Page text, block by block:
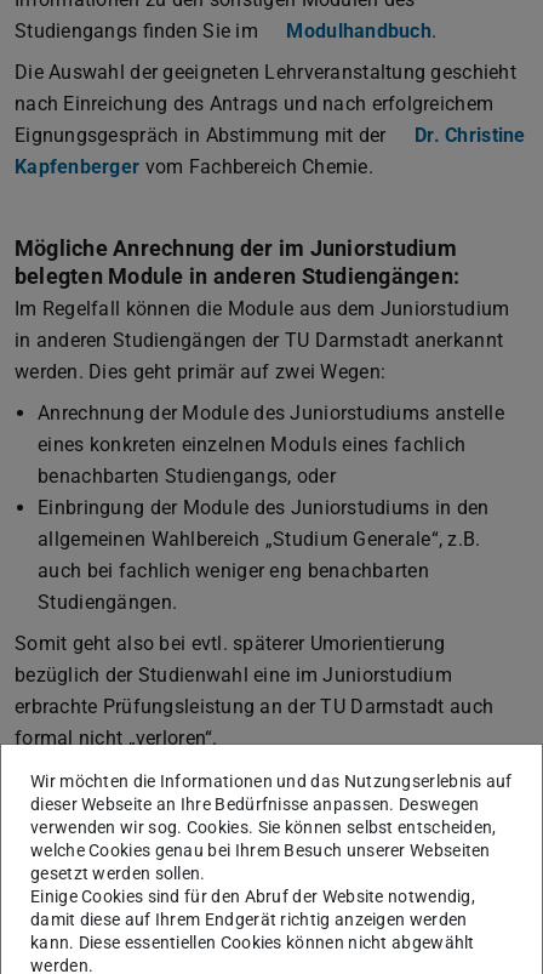
Studiengangs finden Sie im
Modulhandbuch.
Die Auswahl der geeigneten Lehrveranstaltung geschieht
nach Einreichung des Antrags und nach erfolgreichem
Eignungsgespräch in Abstimmung mit der
Dr. Christine
Kapfenberger vom Fachbereich Chemie.
Mögliche Anrechnung der im Juniorstudium
belegten Module in anderen Studiengängen:
Im Regelfall können die Module aus dem Juniorstudium
in anderen Studiengängen der TU Darmstadt anerkannt
werden. Dies geht primär auf zwei Wegen:
Anrechnung der Module des Juniorstudiums anstelle
eines konkreten einzelnen Moduls eines fachlich
benachbarten Studiengangs, oder
Einbringung der Module des Juniorstudiums in den
allgemeinen Wahlbereich „Studium Generale“, z.B.
auch bei fachlich weniger eng benachbarten
Studiengängen.
Somit geht also bei evtl. späterer Umorientierung
bezüglich der Studienwahl eine im Juniorstudium
erbrachte Prüfungsleistung an der TU Darmstadt auch
formal nicht „verloren“.
Die Entscheidung über die Anrechnung trifft im konkreten
Einzelfall aber das
zuständige Studienbürodes neu
gewünschten Studiengangs, an das man sich bei
Anfragen gerne wenden kann.
Vorher mal reinschnuppern?
Wir möchten die Informationen und das Nutzungserlebnis auf
dieser Webseite an Ihre Bedürfnisse anpassen. Deswegen
verwenden wir sog. Cookies. Sie können selbst entscheiden,
welche Cookies genau bei Ihrem Besuch unserer Webseiten
gesetzt werden sollen.
Einige Cookies sind für den Abruf der Website notwendig,
damit diese auf Ihrem Endgerät richtig anzeigen werden
kann. Diese essentiellen Cookies können nicht abgewählt
werden.